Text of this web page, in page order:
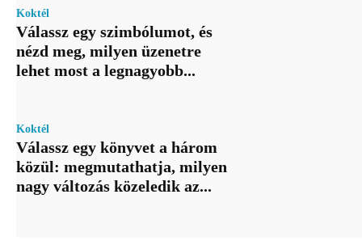
Koktél
Válassz egy szimbólumot, és
nézd meg, milyen üzenetre
lehet most a legnagyobb...
Koktél
Válassz egy könyvet a három
közül: megmutathatja, milyen
nagy változás közeledik az...